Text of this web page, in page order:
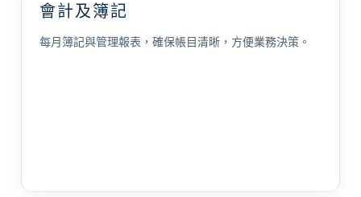
會計及簿記
每月簿記與管理報表，確保帳目清晰，方便業務決策。